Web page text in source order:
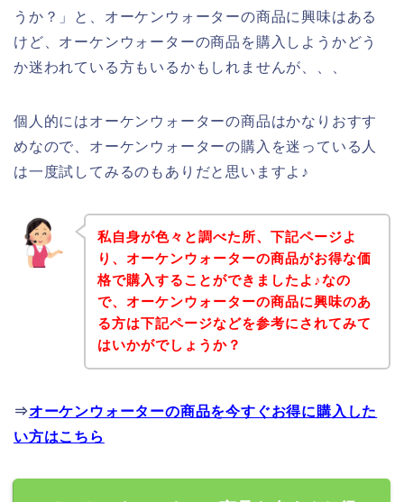
うか？」と、オーケンウォーターの商品に興味はある
けど、オーケンウォーターの商品を購入しようかどう
か迷われている方もいるかもしれませんが、、、
個人的にはオーケンウォーターの商品はかなりおすす
めなので、オーケンウォーターの購入を迷っている人
は一度試してみるのもありだと思いますよ♪
私自身が色々と調べた所、下記ページよ
り、オーケンウォーターの商品がお得な価
格で購入することができましたよ♪なの
で、オーケンウォーターの商品に興味のあ
る方は下記ページなどを参考にされてみて
はいかがでしょうか？
⇒オーケンウォーターの商品を今すぐお得に購入した
い方はこちら